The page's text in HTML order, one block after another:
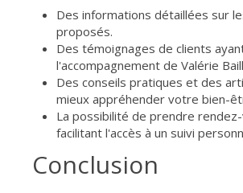
Des informations détaillées sur
proposés.
Des témoignages de clients
l'accompagnement de Valérie
Des conseils pratiques et des
mieux appréhender votre bien-
La possibilité de prendre
facilitant l'accès à un suivi
Conclusion